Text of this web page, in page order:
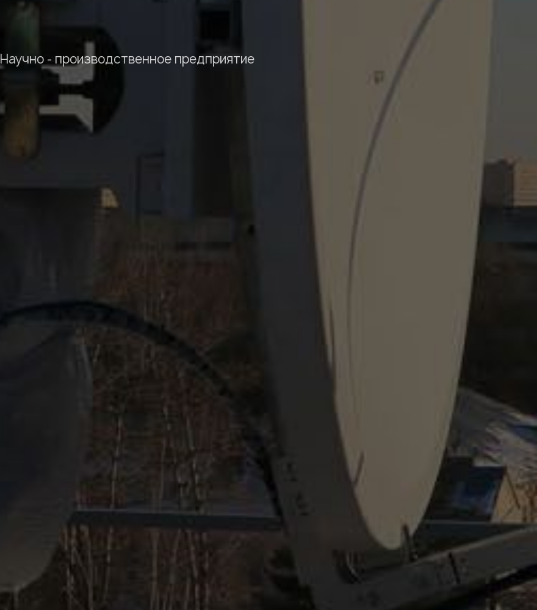
Научно - производственное предприятие